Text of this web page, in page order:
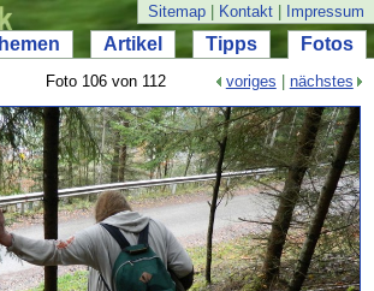
Sitemap Kontakt Impressum
Artikel Tipps Fotos
Foto 106 von 112 voriges nächstes